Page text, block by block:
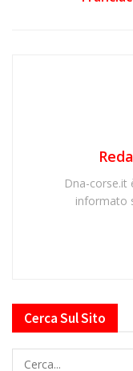
Dna-corse.it
informato
Cerca Sul Sito